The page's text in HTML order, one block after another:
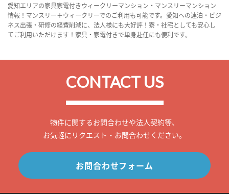
愛知エリアの家具家電付きウィークリーマンション・マンスリーマンション
情報！マンスリー＋ウィークリーでのご利用も可能です。愛知への連泊・ビジ
ネス出張・研修の経費削減に、法人様にも大好評！寮・社宅としても安心し
てご利用いただけます！家具・家電付きで単身赴任にも便利です。
CONTACT US
物件に関するお問合わせや法人契約等、
お気軽にリクエスト・お問合わせください。
お問合わせフォーム